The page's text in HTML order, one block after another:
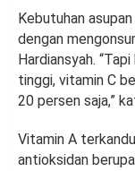
Kebutuhan
dengan
Hardiansyah.
tinggi, vitamin C
20 persen saja,”
Vitamin A
antioksidan